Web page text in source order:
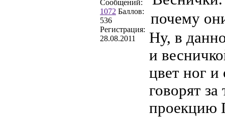
Сообщений:
1072 Баллов:
536
Регистрация:
28.08.2011
почему
Ну, в
и
цвет ног и
говорят
проекцию